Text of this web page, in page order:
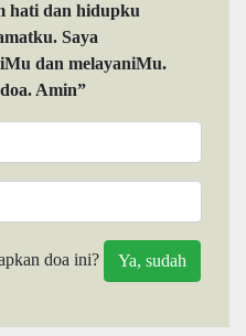
hati dan hidupku
Saya
dan melayaniMu.
Amin”
doa ini?